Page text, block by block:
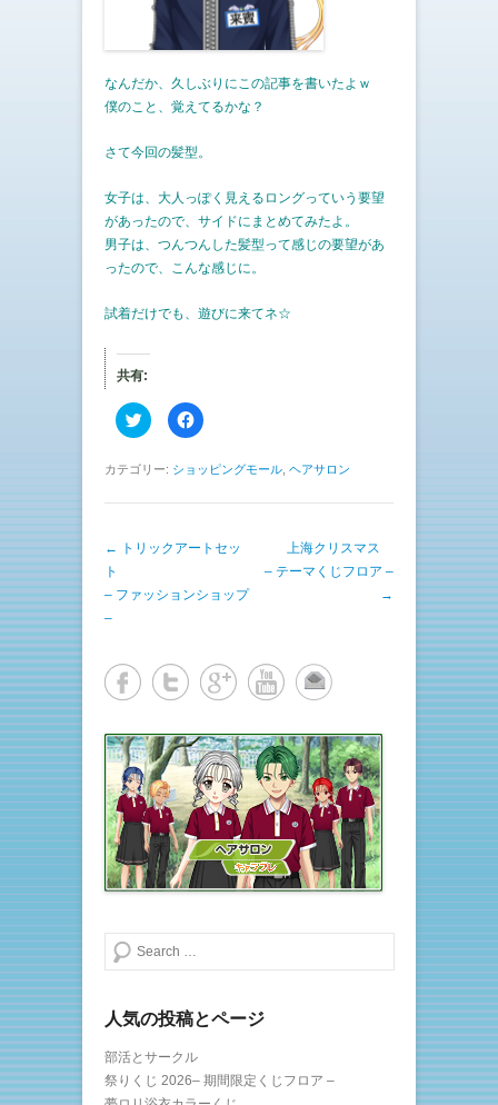
なんだか、久しぶりにこの記事を書いたよｗ
僕のこと、覚えてるかな？
さて今回の髪型。
女子は、大人っぽく見えるロングっていう要望
があったので、サイドにまとめてみたよ。
男子は、つんつんした髪型って感じの要望があ
ったので、こんな感じに。
試着だけでも、遊びに来てネ☆
共有:
ク
リ
し
w
t
で
共
い
ウ
ィ
ウ
で
開
き
ま
す
)
F
a
b
k
有
に
は
し
て
く
い
(
新
し
い
ウ
ィ
ン
ド
ウ
で
開
き
)
カテゴリー: ショッピングモール ヘアサロン
投稿ナビゲーション
←
トリックアートセッ
ト
– ファッションショップ
–
上海クリスマス
– テーマくじフロア –
→
検索する
人気の投稿とページ
部活とサークル
祭りくじ 2026– 期間限定くじフロア –